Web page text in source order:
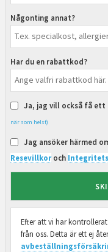
Någonting annat?
Har du en rabattkod?
Ja, jag vill också få ett
när som helst)
Jag ansöker härmed
Resevillkoroch
Efter att vi har
från oss. Detta är ett ej